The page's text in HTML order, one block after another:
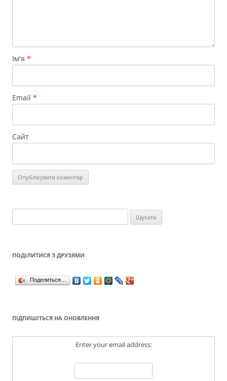
Ім'я *
Email *
Сайт
ПОДІЛИТИСЯ З ДРУЗЯМИ
Поделиться…
ПІДПИШІТЬСЯ НА ОНОВЛЕННЯ
Enter your email address: